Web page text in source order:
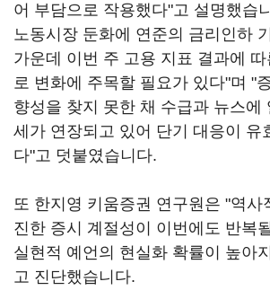
어 부담으로 작용했다"고 설명했습
노동시장 둔화에 연준의 금리인하
가운데 이번 주 고용 지표 결과에
로 변화에 주목할 필요가 있다"며 "
향성을 찾지 못한 채 수급과 뉴스에
세가 연장되고 있어 단기 대응이 유
다"고 덧붙였습니다.
또 한지영 키움증권 연구원은 "역사
진한 증시 계절성이 이번에도 반복
실현적 예언의 현실화 확률이 높아
고 진단했습니다.